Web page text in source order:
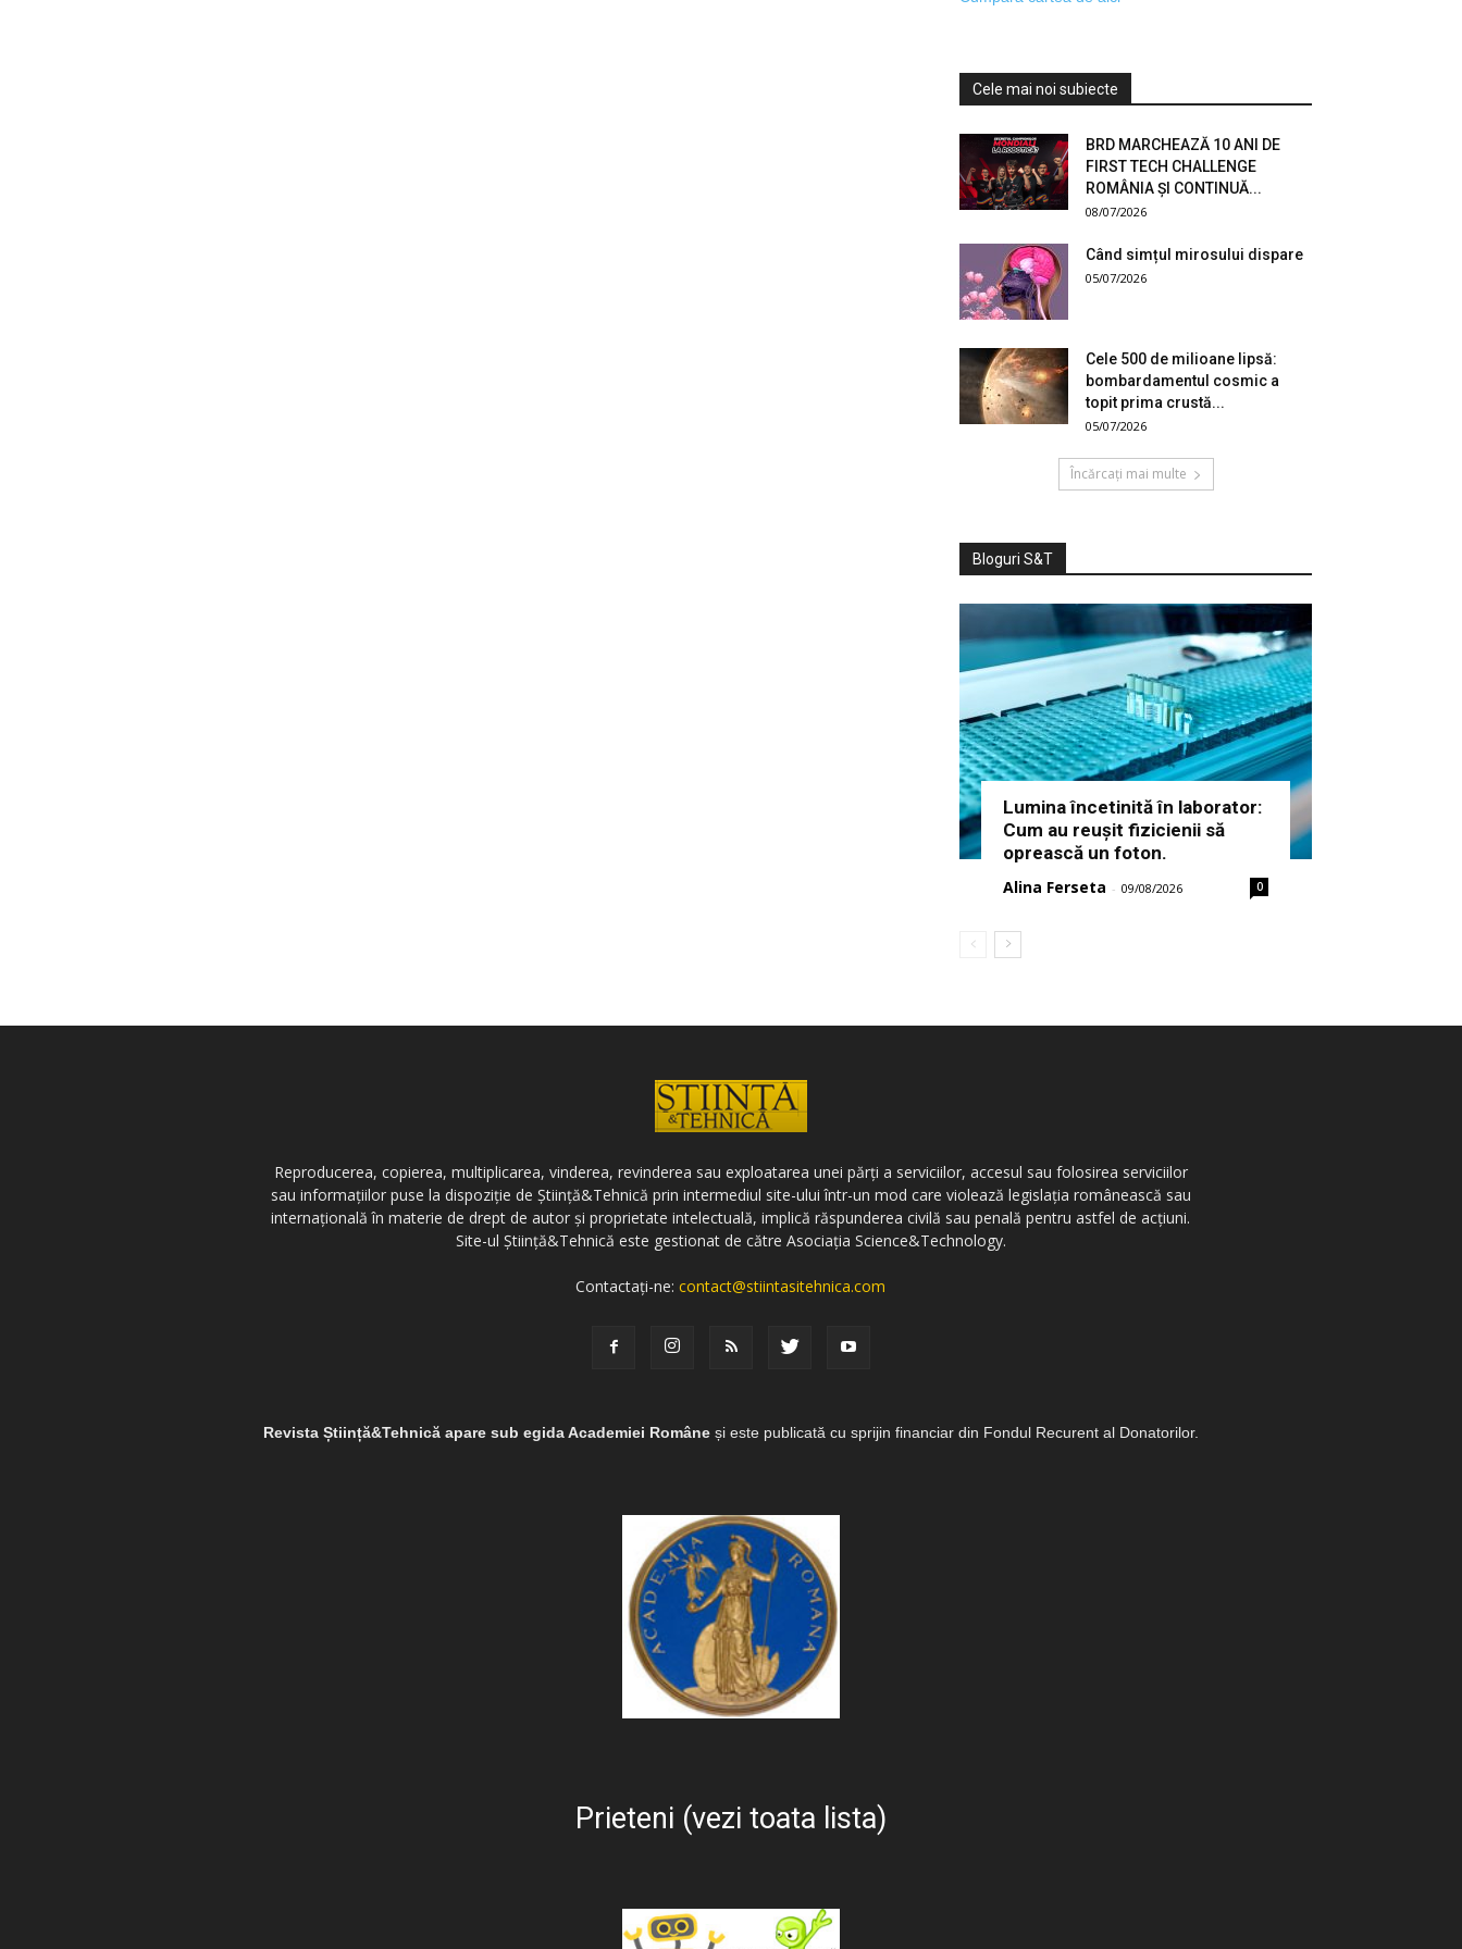
Cele mai noi subiecte
BRD MARCHEAZĂ 10 ANI DE
FIRST TECH CHALLENGE
ROMÂNIA ȘI CONTINUĂ...
08/07/2026
Când simțul mirosului dispare
05/07/2026
Cele 500 de milioane lipsă:
bombardamentul cosmic a
topit prima crustă...
05/07/2026
Încărcați mai multe
Bloguri S&T
Lumina încetinită în laborator:
Cum au reușit fizicienii să
oprească un foton.
Alina Ferseta - 09/08/2026 0
Reproducerea, copierea, multiplicarea, vinderea, revinderea sau exploatarea unei părți a serviciilor, accesul sau folosirea serviciilor
sau informațiilor puse la dispoziție de Știință&Tehnică prin intermediul site-ului într-un mod care violează legislația românească sau
internațională în materie de drept de autor și proprietate intelectuală, implică răspunderea civilă sau penală pentru astfel de acțiuni.
Site-ul Știință&Tehnică este gestionat de către Asociația Science&Technology.
Contactați-ne:contact@stiintasitehnica.com
Revista Știință&Tehnică apare sub egida Academiei Române și este publicată cu sprijin financiar din Fondul Recurent al Donatorilor.
Prieteni (vezi toata lista)